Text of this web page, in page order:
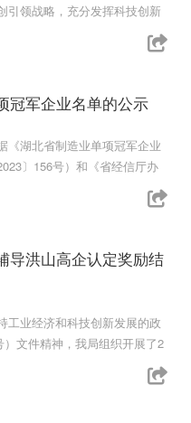
引领战略，充分发挥科技创新
冠军企业名单的公示
《湖北省制造业单项冠军企业
〕156号）和《省经信厅办
导洪山高企认定奖励结
工业经济和科技创新发展的政
文件精神，我局组织开展了2